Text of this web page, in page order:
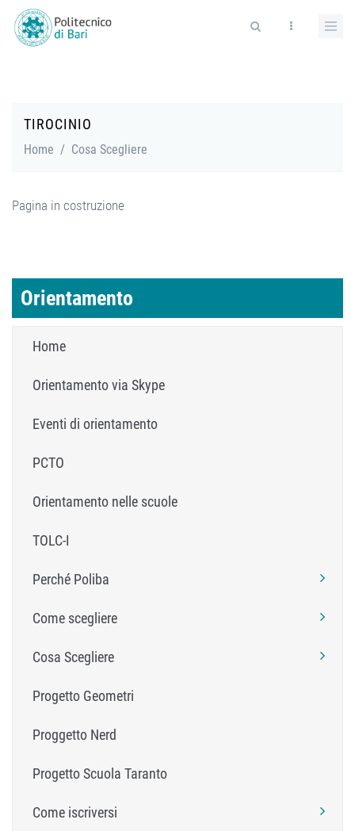
Salta al contenuto principale
TIROCINIO
Home / Cosa Scegliere
Pagina in costruzione
Orientamento
Home
Orientamento via Skype
Eventi di orientamento
PCTO
Orientamento nelle scuole
TOLC-I
Perché Poliba
Come scegliere
Cosa Scegliere
Progetto Geometri
Proggetto Nerd
Progetto Scuola Taranto
Come iscriversi